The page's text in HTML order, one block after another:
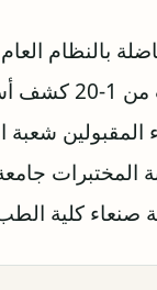
كشف أسماء المقبولين شعبة
كلية الطب من 21-40 كشف أسماء
شعبة